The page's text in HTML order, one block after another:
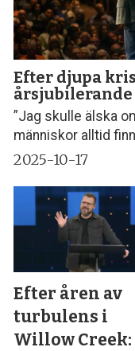
Efter djupa
”Jag skulle älska
människor alltid
2025-10-17
Efter åren av
turbulens i
Willow Creek: